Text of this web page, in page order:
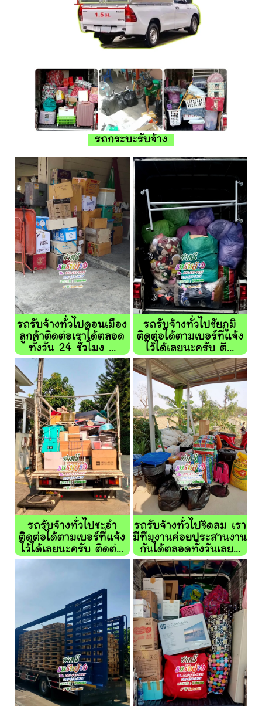
รถกระบะรับจ้าง
รถรับจ้างทั่วไปดอนเมือง
ลูกค้าติดต่อเราได้ตลอด
ทั้งวัน 24 ชั่วโมง ...
รถรับจ้างทั่วไปชัยภูมิ
ติดต่อได้ตามเบอร์ที่แจ้ง
ไว้ได้เลยนะครับ ติ...
รถรับจ้างทั่วไปชะอำ
ติดต่อได้ตามเบอร์ที่แจ้ง
ไว้ได้เลยนะครับ ติดต่...
รถรับจ้างทั่วไปชิดลม เรา
มีทีมงานค่อยประสานงาน
กันได้ตลอดทั้งวันเลย...